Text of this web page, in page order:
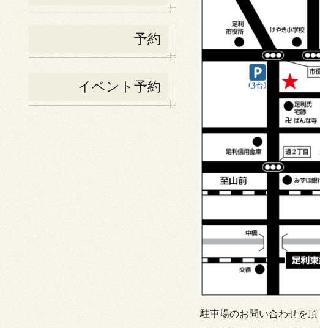
予約
イベント予約
駐車場のお問い合わせを